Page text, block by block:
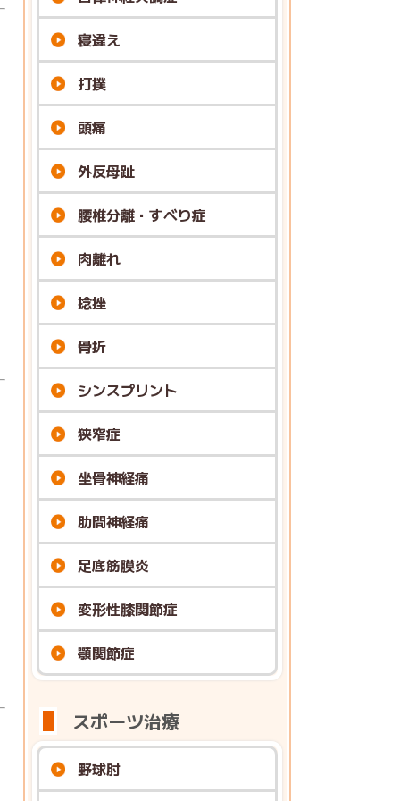
寝違え
打撲
頭痛
外反母趾
腰椎分離・すべり症
肉離れ
捻挫
骨折
シンスプリント
狭窄症
坐骨神経痛
肋間神経痛
足底筋膜炎
変形性膝関節症
顎関節症
スポーツ治療
野球肘